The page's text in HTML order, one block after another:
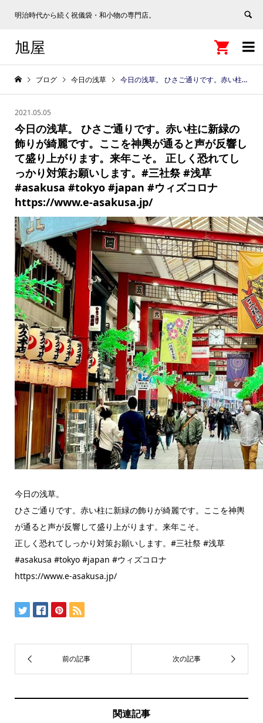
明治時代から続く祝儀袋・和小物の専門店。

旭屋 
ブログ 今日の浅草 今日の浅草。 ひさご通りです。赤い柱に新緑の飾りが綺麗です。ここを神輿が通ると声が反響して盛り上がります。来年こそ。 正しく恐れてしっかり対策お願いします。#三社祭 #浅草 #asakusa #tokyo #japan #ウィズコロナ https://www.e-asakusa.jp/
2021.05.05
今日の浅草。 ひさご通りです。赤い柱に新緑の
飾りが綺麗です。ここを神輿が通ると声が反響し
て盛り上がります。来年こそ。 正しく恐れてし
っかり対策お願いします。#三社祭 #浅草
#asakusa #tokyo #japan #ウィズコロナ
https://www.e-asakusa.jp/
今日の浅草。
ひさご通りです。赤い柱に新緑の飾りが綺麗です。ここを神輿
が通ると声が反響して盛り上がります。来年こそ。
正しく恐れてしっかり対策お願いします。#三社祭 #浅草
#asakusa #tokyo #japan #ウィズコロナ
https://www.e-asakusa.jp/
関連記事